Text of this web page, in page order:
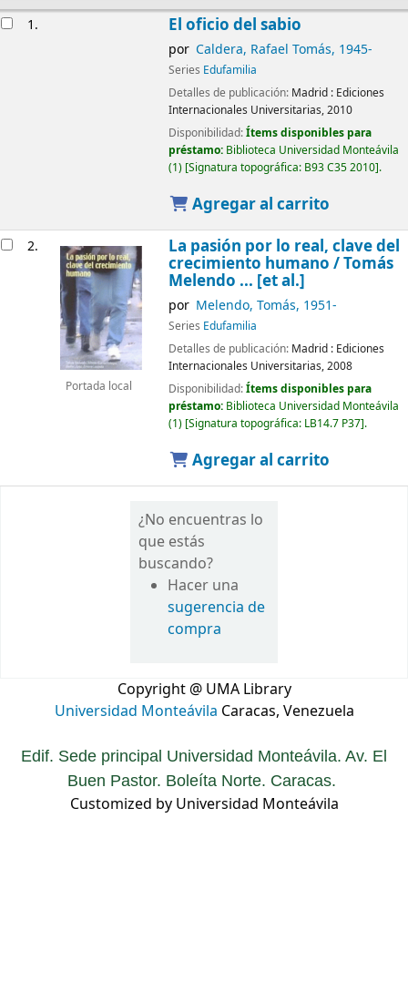
1. El oficio del sabio
por Caldera, Rafael Tomás, 1945-
Series Edufamilia
Detalles de publicación: Madrid : Ediciones
Internacionales Universitarias,2010
Disponibilidad:Ítems disponibles para
préstamo: Biblioteca Universidad Monteávila
(1) Signatura topográfica: B93 C35 2010 .
Agregar al carrito
2.
Portada local
La pasión por lo real, clave del
crecimiento humano /Tomás
Melendo ... [et al.]
por Melendo, Tomás, 1951-
Series Edufamilia
Detalles de publicación: Madrid : Ediciones
Internacionales Universitarias,2008
Disponibilidad:Ítems disponibles para
préstamo: Biblioteca Universidad Monteávila
(1) Signatura topográfica: LB14.7 P37 .
Agregar al carrito
¿No encuentras lo
que estás
buscando?
Hacer una
sugerencia de
compra
Copyright @ UMA Library
Universidad Monteávila Caracas, Venezuela
Edif. Sede principal Universidad Monteávila. Av. El
Buen Pastor. Boleíta Norte. Caracas.
Customized by Universidad Monteávila